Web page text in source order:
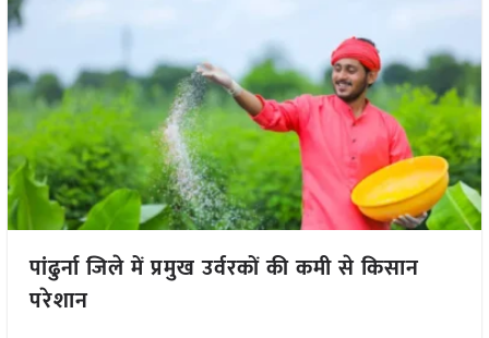
पांढुर्ना जिले में प्रमुख उर्वरकों की कमी से किसान
परेशान